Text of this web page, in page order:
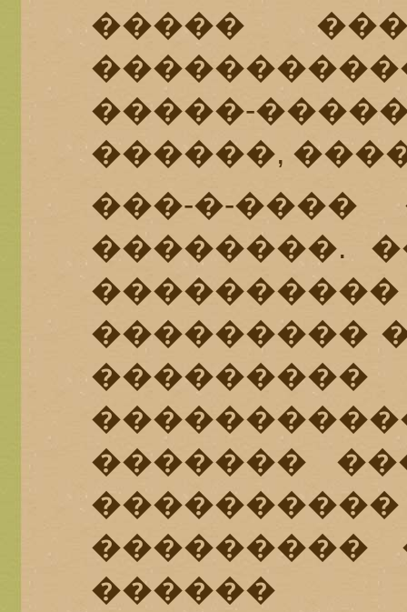
�����
�����-
������,
���-�-
��������.
���������
�������
���������
������